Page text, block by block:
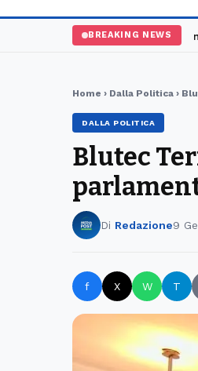
BREAKING NEWS
Palermo, maxi
Home › Dalla Politica ›
DALLA POLITICA
Blutec
Di Redazione9
f X W T